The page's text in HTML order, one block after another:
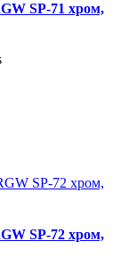
SP-71 хром,
SP-72 хром,